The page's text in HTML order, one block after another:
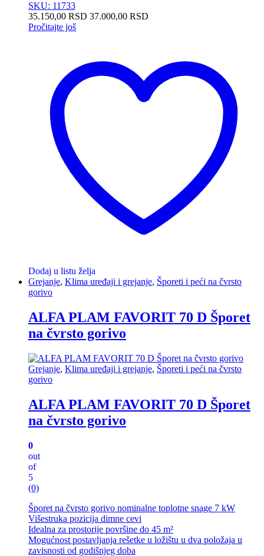
SKU: 11733
35.150,00 RSD 37.000,00 RSD
Pročitajte još
Dodaj u listu želja
Grejanje, Klima uređaji i grejanje, Šporeti i peći na čvrsto
gorivo
ALFA PLAM FAVORIT 70 D Šporet
na čvrsto gorivo
Grejanje, Klima uređaji i grejanje, Šporeti i peći na čvrsto
gorivo
ALFA PLAM FAVORIT 70 D Šporet
na čvrsto gorivo
0
out
of
5
(0)
Šporet na čvrsto gorivo nominalne toplotne snage 7 kW
Višestruka pozicija dimne cevi
Idealna za prostorije površine do 45 m²
Mogućnost postavljanja rešetke u ložištu u dva položaja u
zavisnosti od godišnjeg doba